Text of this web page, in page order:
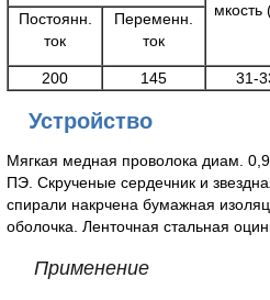
мкость
Постоянн.
ток
Переменн.
ток
200 145 31-
Устройство
Мягкая медная проволока диам.
ПЭ. Скрученые сердечник и
спирали накрчена бумажная
оболочка. Ленточная стальная
Применение